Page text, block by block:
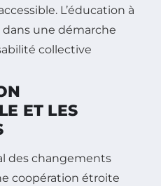
L’éducation à
dans une démarche
collective
ET LES
des changements
coopération étroite